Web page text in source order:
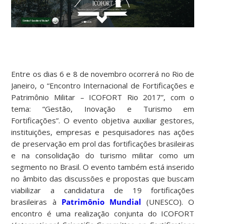
Entre os dias 6 e 8 de novembro ocorrerá no Rio de
Janeiro, o “Encontro Internacional de Fortificações e
Patrimônio Militar – ICOFORT Rio 2017”, com o
tema: “Gestão, Inovação e Turismo em
Fortificações”. O evento objetiva auxiliar gestores,
instituições, empresas e pesquisadores nas ações
de preservação em prol das fortificações brasileiras
e na consolidação do turismo militar como um
segmento no Brasil. O evento também está inserido
no âmbito das discussões e propostas que buscam
viabilizar a candidatura de 19 fortificações
brasileiras à Patrimônio Mundial (UNESCO). O
encontro é uma realização conjunta do ICOFORT